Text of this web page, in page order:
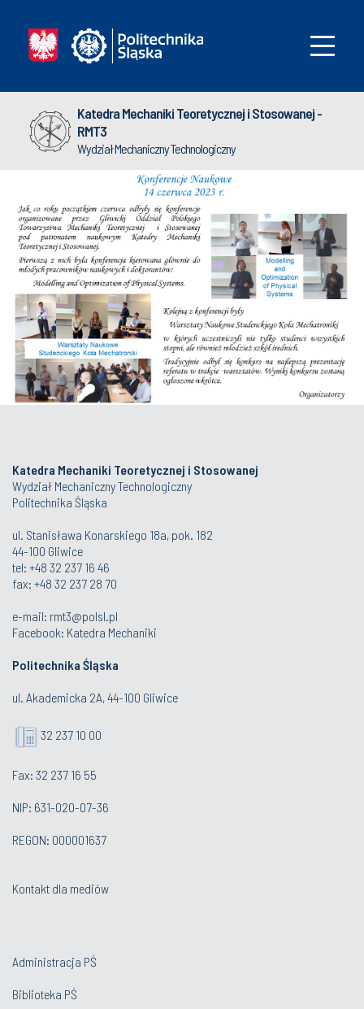
Katedra Mechaniki Teoretycznej i Stosowanej -
RMT3
Wydział Mechaniczny Technologiczny
Katedra Mechaniki Teoretycznej i Stosowanej
Wydział Mechaniczny Technologiczny
Politechnika Śląska
ul. Stanisława Konarskiego 18a, pok. 182
44-100 Gliwice
tel: +48 32 237 16 46
fax: +48 32 237 28 70
e-mail: rmt3@polsl.pl
Facebook: Katedra Mechaniki
Politechnika Śląska
ul. Akademicka 2A, 44-100 Gliwice
32 237 10 00
Fax: 32 237 16 55
NIP: 631-020-07-36
REGON: 000001637
Kontakt dla mediów
Administracja PŚ
Biblioteka PŚ